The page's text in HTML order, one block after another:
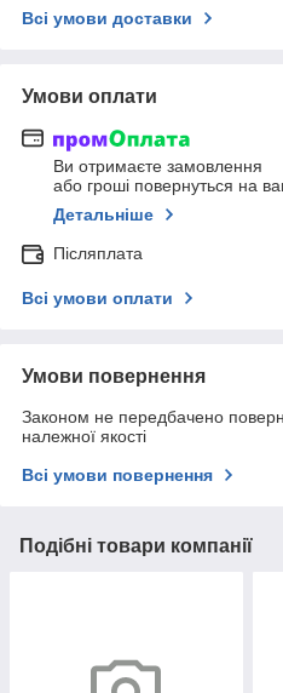
Всі умови доставки
Умови оплати
Ви отримаєте замовлення
або гроші повернуться на
Детальніше
Післяплата
Всі умови оплати
Умови повернення
Законом не передбачено
належної якості
Всі умови повернення
Подібні товари компанії